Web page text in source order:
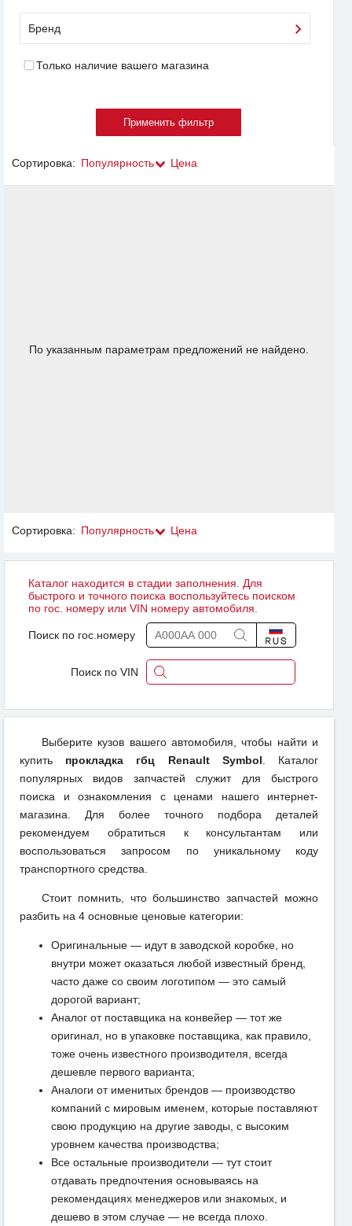
Бренд
Только наличие вашего магазина
Сортировка: Популярность Цена
По указанным параметрам предложений не найдено.
Сортировка: Популярность Цена
Каталог находится в стадии заполнения. Для
быстрого и точного поиска воспользуйтесь поиском
по гос. номеру или VIN номеру автомобиля.
Поиск по гос.номеру
Поиск по VIN
Выберите кузов вашего автомобиля, чтобы найти и
купить прокладка гбц Renault Symbol . Каталог
популярных видов запчастей служит для быстрого
поиска и ознакомления с ценами нашего интернет-
магазина. Для более точного подбора деталей
рекомендуем обратиться к консультантам или
воспользоваться запросом по уникальному коду
транспортного средства.
Стоит помнить, что большинство запчастей можно
разбить на 4 основные ценовые категории:
Оригинальные — идут в заводской коробке, но
внутри может оказаться любой известный бренд,
часто даже со своим логотипом — это самый
дорогой вариант;
Аналог от поставщика на конвейер — тот же
оригинал, но в упаковке поставщика, как правило,
тоже очень известного производителя, всегда
дешевле первого варианта;
Аналоги от именитых брендов — производство
компаний с мировым именем, которые поставляют
свою продукцию на другие заводы, с высоким
уровнем качества производства;
Все остальные производители — тут стоит
отдавать предпочтения основываясь на
рекомендациях менеджеров или знакомых, и
дешево в этом случае — не всегда плохо.